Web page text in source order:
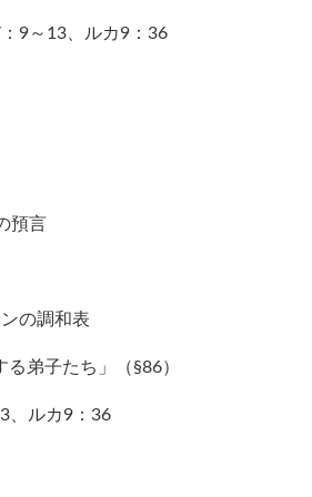
9～13、ルカ9：36
預言
の調和表
る弟子たち」（§86）
、ルカ9：36